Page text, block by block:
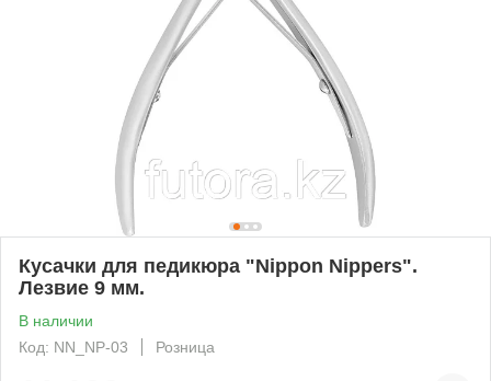
Кусачки для педикюра "Nippon Nippers".
Лезвие 9 мм.
В наличии
Код: NN_NP-03
Розница